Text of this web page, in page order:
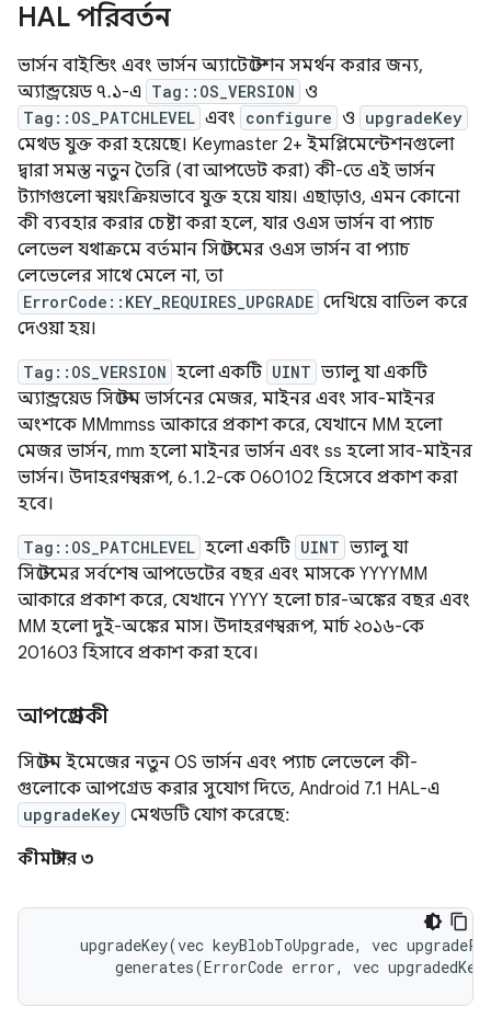
HAL পরিবর্তন
ভার্সন বাইন্ডিং এবং ভার্সন অ্যাটেস্টেশন সমর্থন করার জন্য,
অ্যান্ড্রয়েড ৭.১-এ Tag::OS_VERSION ও
Tag::OS_PATCHLEVEL এবং configure ও upgradeKey
মেথড যুক্ত করা হয়েছে। Keymaster 2+ ইমপ্লিমেন্টেশনগুলো
দ্বারা সমস্ত নতুন তৈরি (বা আপডেট করা) কী-তে এই ভার্সন
ট্যাগগুলো স্বয়ংক্রিয়ভাবে যুক্ত হয়ে যায়। এছাড়াও, এমন কোনো
কী ব্যবহার করার চেষ্টা করা হলে, যার ওএস ভার্সন বা প্যাচ
লেভেল যথাক্রমে বর্তমান সিস্টেমের ওএস ভার্সন বা প্যাচ
লেভেলের সাথে মেলে না, তা
ErrorCode::KEY_REQUIRES_UPGRADE দেখিয়ে বাতিল করে
দেওয়া হয়।
Tag::OS_VERSION হলো একটি UINT ভ্যালু যা একটি
অ্যান্ড্রয়েড সিস্টেম ভার্সনের মেজর, মাইনর এবং সাব-মাইনর
অংশকে MMmmss আকারে প্রকাশ করে, যেখানে MM হলো
মেজর ভার্সন, mm হলো মাইনর ভার্সন এবং ss হলো সাব-মাইনর
ভার্সন। উদাহরণস্বরূপ, 6.1.2-কে 060102 হিসেবে প্রকাশ করা
হবে।
Tag::OS_PATCHLEVEL হলো একটি UINT ভ্যালু যা
সিস্টেমের সর্বশেষ আপডেটের বছর এবং মাসকে YYYYMM
আকারে প্রকাশ করে, যেখানে YYYY হলো চার-অঙ্কের বছর এবং
MM হলো দুই-অঙ্কের মাস। উদাহরণস্বরূপ, মার্চ ২০১৬-কে
201603 হিসাবে প্রকাশ করা হবে।
আপগ্রেডকী
সিস্টেম ইমেজের নতুন OS ভার্সন এবং প্যাচ লেভেলে কী-
গুলোকে আপগ্রেড করার সুযোগ দিতে, Android 7.1 HAL-এ
upgradeKey মেথডটি যোগ করেছে:
কীমাস্টার ৩
upgradeKey(vec keyBlobToUpgrade, vec